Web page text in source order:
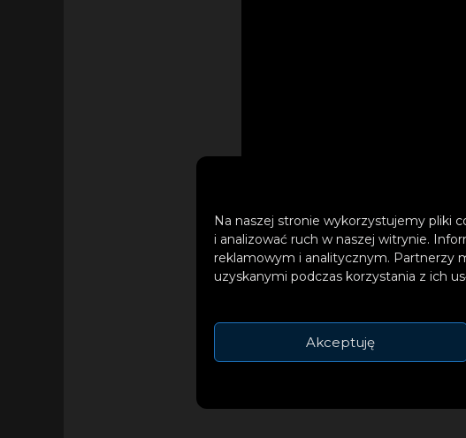
Na naszej stronie wykorzystujemy pliki
i analizować ruch w naszej witrynie.
reklamowym i analitycznym. Partnerzy
uzyskanymi podczas korzystania z ich
Akceptuję
Młoda artystka to Antonina,
energię z muzyki